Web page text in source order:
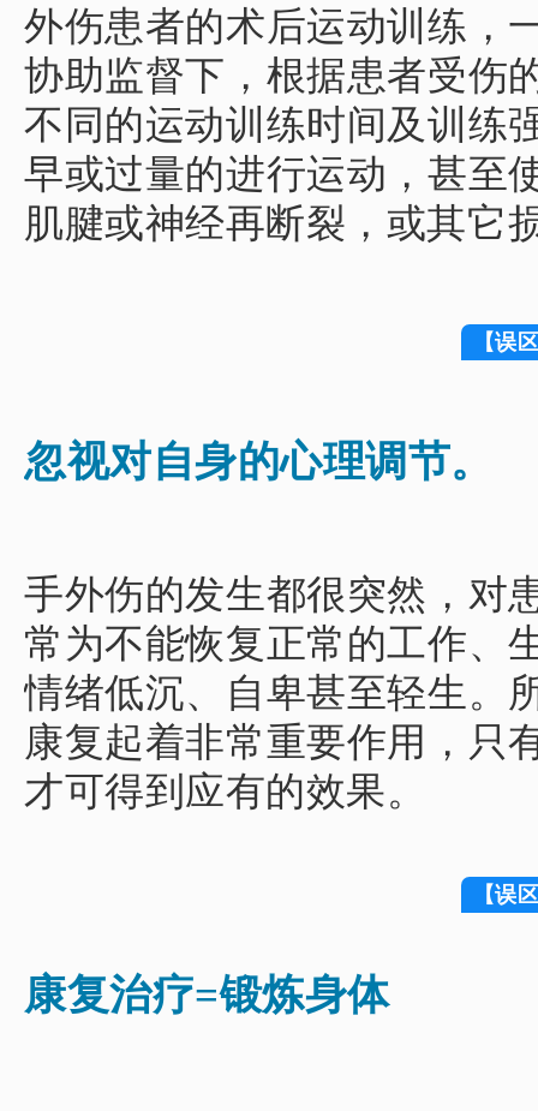
外伤患者的术后运动训练，
协助监督下，根据患者受伤
不同的运动训练时间及训练
早或过量的进行运动，甚至
肌腱或神经再断裂，或其它
【误
忽视对自身的心理调节。
手外伤的发生都很突然，对
常为不能恢复正常的工作、
情绪低沉、自卑甚至轻生。
康复起着非常重要作用，只
才可得到应有的效果。
【误
康复治疗=锻炼身体